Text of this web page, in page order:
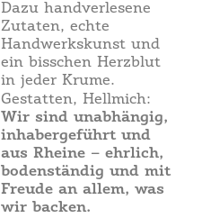
Dazu handverlesene
Zutaten, echte
Handwerkskunst und
ein bisschen Herzblut
in jeder Krume.
Gestatten, Hellmich:
Wir sind unabhängig,
inhabergeführt und
aus Rheine – ehrlich,
bodenständig und mit
Freude an allem, was
wir backen.